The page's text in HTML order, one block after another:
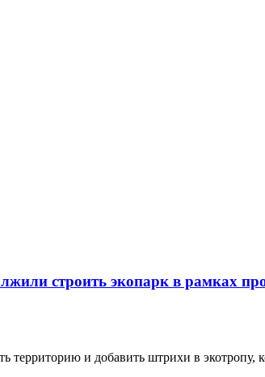
строить экопарк в рамках
территорию и добавить штрихи в экотропу,